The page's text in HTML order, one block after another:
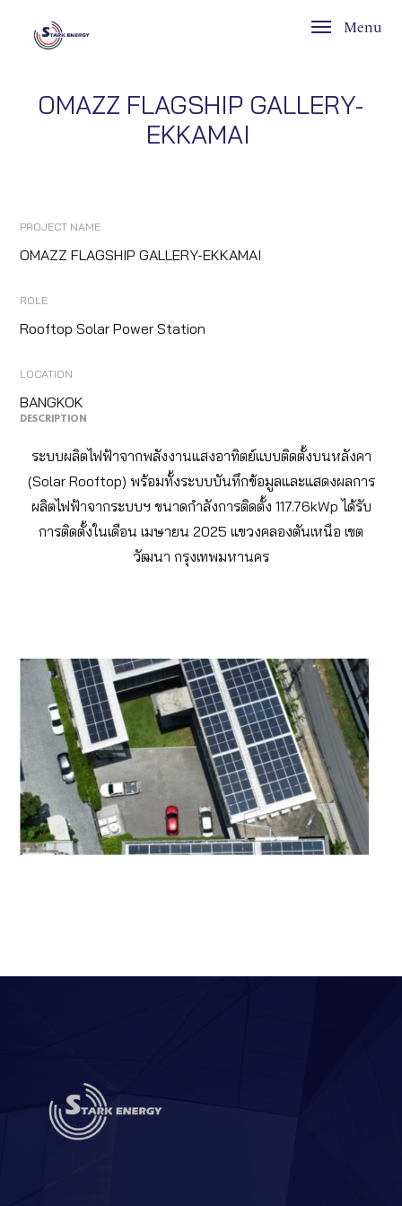
Menu
OMAZZ FLAGSHIP GALLERY-
EKKAMAI
PROJECT NAME
OMAZZ FLAGSHIP GALLERY-EKKAMAI
ROLE
Rooftop Solar Power Station
LOCATION
BANGKOK
DESCRIPTION
ระบบผลิตไฟฟ้าจากพลังงานแสงอาทิตย์แบบติดตั้งบนหลังคา
(Solar Rooftop) พร้อมทั้งระบบบันทึกข้อมูลและแสดงผลการ
ผลิตไฟฟ้าจากระบบฯ ขนาดกำลังการติดตั้ง 117.76kWp ได้รับ
การติดตั้งในเดือน เมษายน 2025 แขวงคลองตันเหนือ เขต
วัฒนา กรุงเทพมหานคร